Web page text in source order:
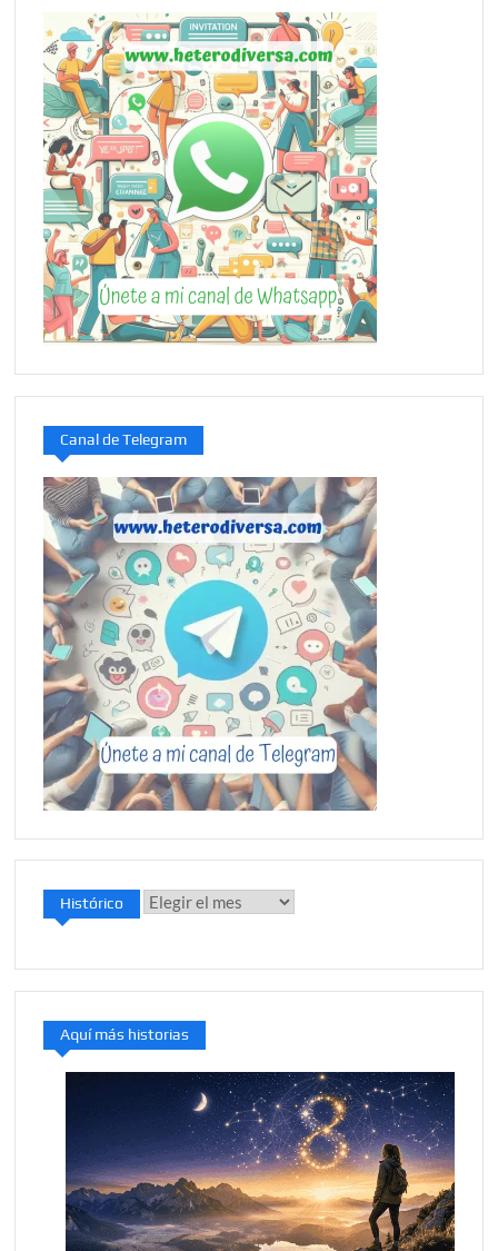
Canal de Telegram
Histórico Histórico
Aquí más historias